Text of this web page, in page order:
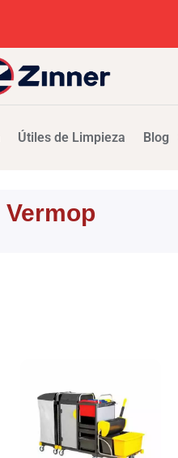
Útiles de Limpieza Blog
Vermop